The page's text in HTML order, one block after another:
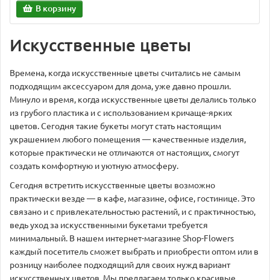
В корзину
Искусственные цветы
Времена, когда искусственные цветы считались не самым
подходящим аксессуаром для дома, уже давно прошли.
Минуло и время, когда искусственные цветы делались только
из грубого пластика и с использованием кричаще-ярких
цветов. Сегодня такие букеты могут стать настоящим
украшением любого помещения — качественные изделия,
которые практически не отличаются от настоящих, смогут
создать комфортную и уютную атмосферу.
Сегодня встретить искусственные цветы возможно
практически везде — в кафе, магазине, офисе, гостинице. Это
связано и с привлекательностью растений, и с практичностью,
ведь уход за искусственными букетами требуется
минимальный. В нашем интернет-магазине Shop-Flowers
каждый посетитель сможет выбрать и приобрести оптом или в
розницу наиболее подходящий для своих нужд вариант